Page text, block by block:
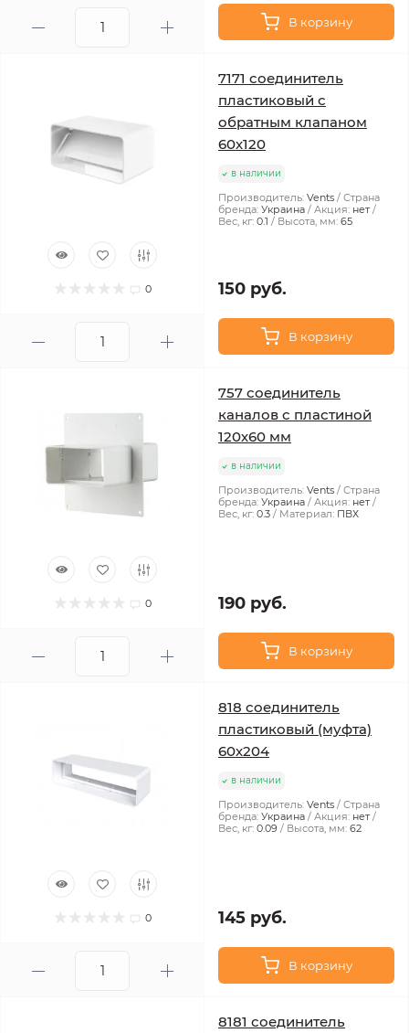
В корзину
0
7171 соединитель
пластиковый с
обратным клапаном
60х120
в наличии
Производитель: Vents
Страна
бренда: Украина Акция: нет
Вес, кг: 0.1 Высота, мм: 65
150 руб.
В корзину
0
757 соединитель
каналов с пластиной
120х60 мм
в наличии
Производитель: Vents
Страна
бренда: Украина Акция: нет
Вес, кг: 0.3 Материал: ПВХ
190 руб.
В корзину
0
818 соединитель
пластиковый (муфта)
60х204
в наличии
Производитель: Vents
Страна
бренда: Украина Акция: нет
Вес, кг: 0.09 Высота, мм: 62
145 руб.
В корзину
8181 соединитель